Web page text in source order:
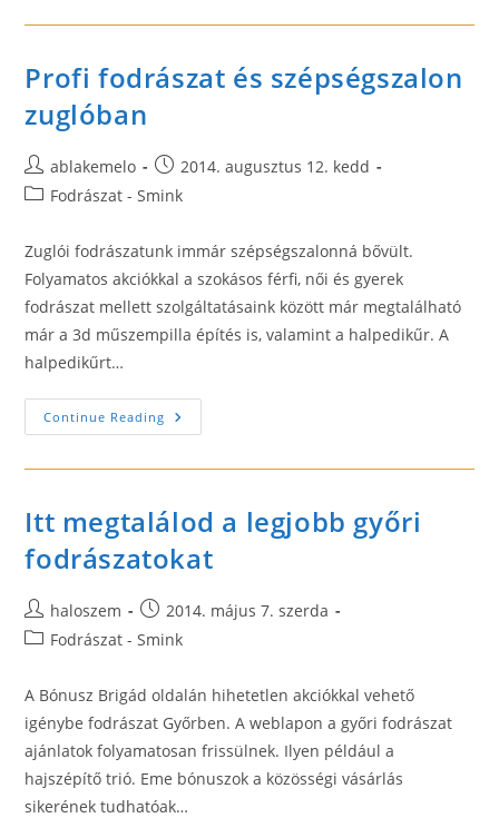
Profi fodrászat és szépségszalon
zuglóban
Post
author:
ablakemelo
Post
published:
2014. augusztus 12. kedd
PostFodrászat - Smink
Zuglói fodrászatunk immár szépségszalonná bővült.
Folyamatos akciókkal a szokásos férfi, női és gyerek
fodrászat mellett szolgáltatásaink között már megtalálható
már a 3d műszempilla építés is, valamint a halpedikűr. A
halpedikűrt…
Continue Reading Profi
Fodrászat
Szépségszalon
Itt megtalálod a legjobb győri
fodrászatokat
Post
author:
haloszem
Post
published:
2014. május 7. szerda
PostFodrászat - Smink
A Bónusz Brigád oldalán hihetetlen akciókkal vehető
igénybe fodrászat Győrben. A weblapon a győri fodrászat
ajánlatok folyamatosan frissülnek. Ilyen például a
hajszépítő trió. Eme bónuszok a közösségi vásárlás
sikerének tudhatóak…